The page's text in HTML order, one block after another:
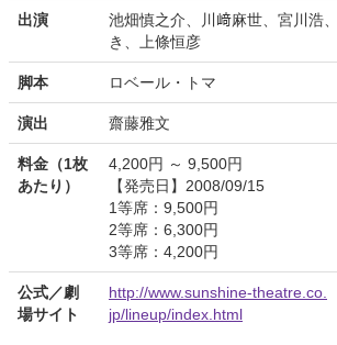
出演
池畑慎之介、川﨑麻世、宮川浩
き、上條恒彦
脚本 ロベール・トマ
演出 齋藤雅文
料金（1枚
あたり）
4,200円 ～ 9,500円
【発売日】2008/09/15
1等席：9,500円
2等席：6,300円
3等席：4,200円
公式／劇
場サイト
http://www.sunshine-theatre.co.
jp/lineup/index.html